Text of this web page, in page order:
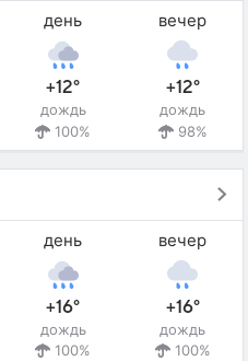
день
+12°
дождь
100%
вечер
+12°
дождь
98%
день
+16°
дождь
100%
вечер
+16°
дождь
100%